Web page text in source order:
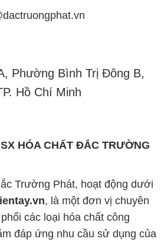
Phường Bình Trị Đông B,
Hồ Chí Minh
HÓA CHẤT ĐẮC TRƯỜNG
Trường Phát, hoạt động dưới
, là một đơn vị chuyên
các loại hóa chất công
đáp ứng nhu cầu sử dụng của